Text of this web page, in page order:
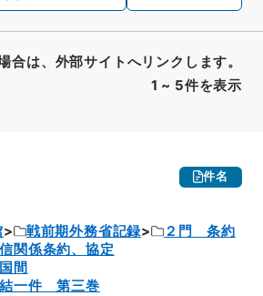
1 ~ 5件を表示
合は、外部サイトへリンクします。
件名
戦前期外務省記録
２門 条約
関係条約、協定
間
結一件 第三巻